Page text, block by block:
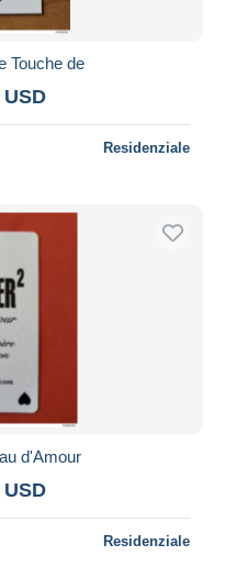
Touche de
USD
Residenziale
d'Amour
USD
Residenziale